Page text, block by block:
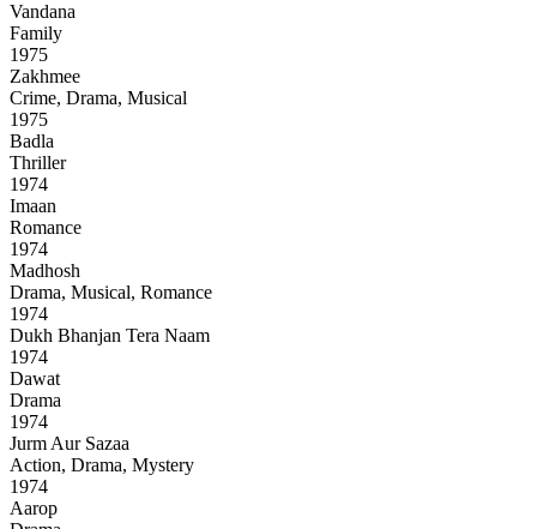
Vandana
Family
1975
Zakhmee
Crime, Drama, Musical
1975
Badla
Thriller
1974
Imaan
Romance
1974
Madhosh
Drama, Musical, Romance
1974
Dukh Bhanjan Tera Naam
1974
Dawat
Drama
1974
Jurm Aur Sazaa
Action, Drama, Mystery
1974
Aarop